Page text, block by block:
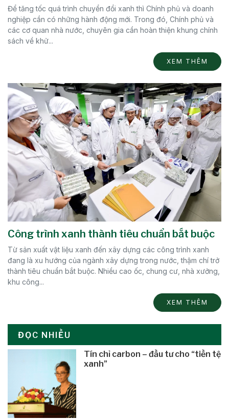
Để tăng tốc quá trình chuyển đổi xanh thì Chính phủ và doanh
nghiệp cần có những hành động mới. Trong đó, Chính phủ và
các cơ quan nhà nước, chuyên gia cần hoàn thiện khung chính
sách về khử...
XEM THÊM
Công trình xanh thành tiêu chuẩn bắt buộc
Từ sản xuất vật liệu xanh đến xây dựng các công trình xanh
đang là xu hướng của ngành xây dựng trong nước, thậm chí trở
thành tiêu chuẩn bắt buộc. Nhiều cao ốc, chung cư, nhà xưởng,
khu công...
XEM THÊM
ĐỌC NHIỀU
Tín chỉ carbon – đầu tư cho “tiền tệ
xanh”